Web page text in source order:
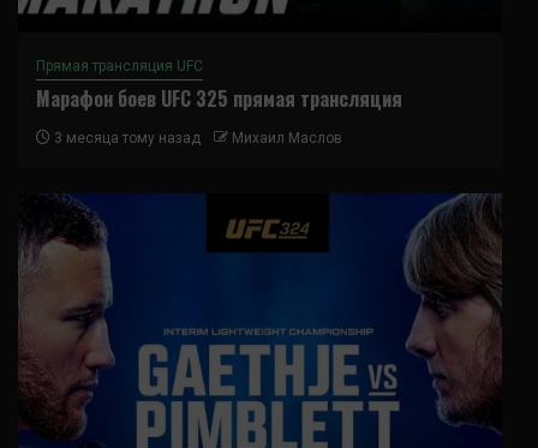
Прямая трансляция UFC
Марафон боев UFC 325 прямая трансляция
3 месяца тому назад Михаил Маслов